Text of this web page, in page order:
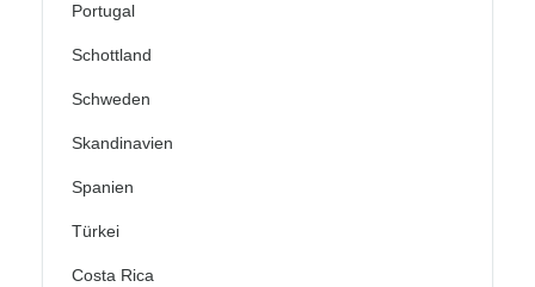
Portugal
Schottland
Schweden
Skandinavien
Spanien
Türkei
Costa Rica